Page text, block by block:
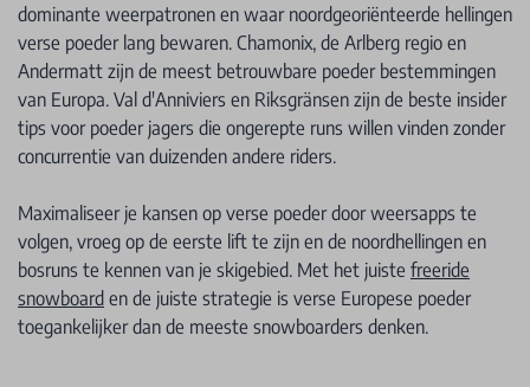
dominante weerpatronen en waar noordgeoriënteerde hellingen
verse poeder lang bewaren. Chamonix, de Arlberg regio en
Andermatt zijn de meest betrouwbare poeder bestemmingen
van Europa. Val d'Anniviers en Riksgränsen zijn de beste insider
tips voor poeder jagers die ongerepte runs willen vinden zonder
concurrentie van duizenden andere riders.
Maximaliseer je kansen op verse poeder door weersapps te
volgen, vroeg op de eerste lift te zijn en de noordhellingen en
bosruns te kennen van je skigebied. Met het juiste freeride
snowboard en de juiste strategie is verse Europese poeder
toegankelijker dan de meeste snowboarders denken.